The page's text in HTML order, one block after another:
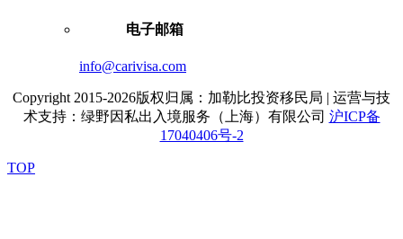
电子邮箱
info@carivisa.com
Copyright 2015-2026版权归属：加勒比投资移民局 | 运营与技
术支持：绿野因私出入境服务（上海）有限公司 沪ICP备
17040406号-2
TOP